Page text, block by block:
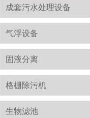
成套污水处理设备
气浮设备
固液分离
格栅除污机
生物滤池